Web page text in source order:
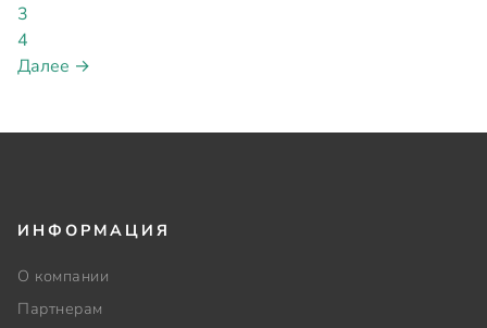
3
4
Далее →
ИНФОРМАЦИЯ
О компании
Партнерам